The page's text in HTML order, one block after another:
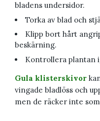
bladens undersidor.
Torka av blad och
Klipp bort hårt
beskärning.
Kontrollera plantan
Gula klisterskivor
vingade bladlöss och
men de räcker inte